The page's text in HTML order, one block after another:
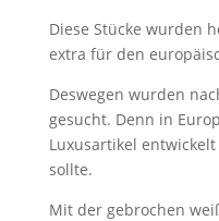
Diese Stücke wurden
extra für den
Deswegen wurden
gesucht. Denn in
Luxusartikel
sollte.
Mit der gebrochen